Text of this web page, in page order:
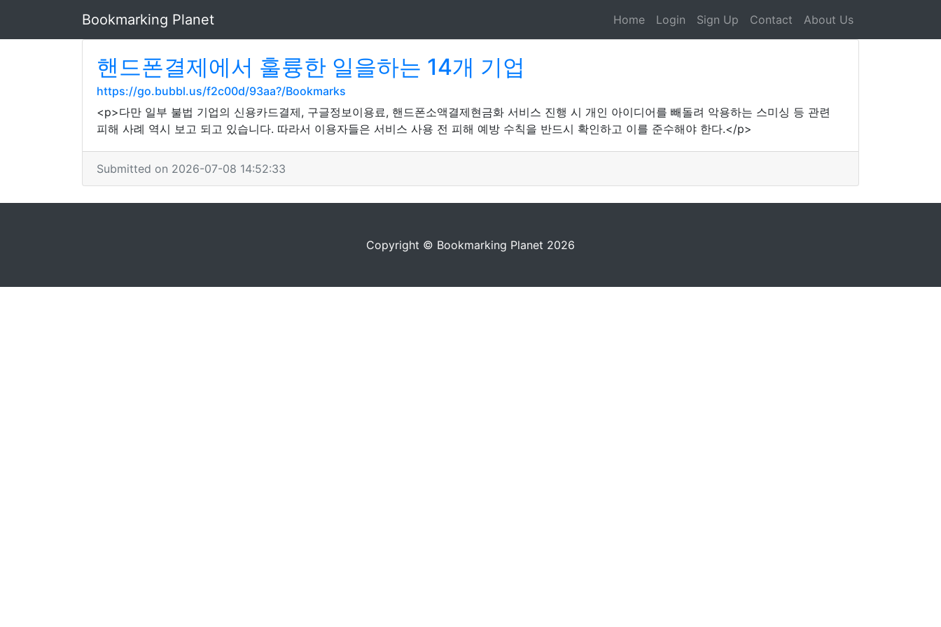
Bookmarking Planet Home Login Sign Up Contact About Us
핸드폰결제에서 훌륭한 일을하는 14개 기업
https://go.bubbl.us/f2c00d/93aa?/Bookmarks
<p>다만 일부 불법 기업의 신용카드결제, 구글정보이용료, 핸드폰소액결제현금화 서비스 진행 시 개인 아이디어를 빼돌려 악용하는 스미싱 등 관련
피해 사례 역시 보고 되고 있습니다. 따라서 이용자들은 서비스 사용 전 피해 예방 수칙을 반드시 확인하고 이를 준수해야 한다.</p>
Submitted on 2026-07-08 14:52:33
Copyright © Bookmarking Planet 2026